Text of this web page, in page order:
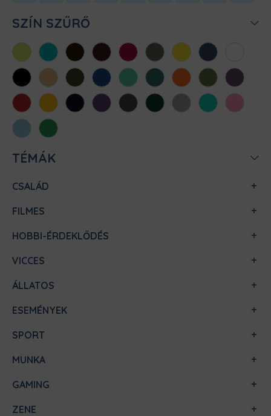
SZÍN SZŰRŐ
AlmazöldAtollkékBarnaBordóChili Cink Citromsárga
Denim
FeketeHomokKhaki KirálykékMentaMéregzöld
NarancsOliva Padlizsán
Piros SárgaSötétkékSötétlilaSötétszürke
SötétzöldSportszürke
Türkiz
Világos
rózsaszín
Világoskék
Zöld
TÉMÁK
CSALÁD
FILMES
HOBBI-ÉRDEKLŐDÉS
VICCES
ÁLLATOS
ESEMÉNYEK
SPORT
MUNKA
GAMING
ZENE